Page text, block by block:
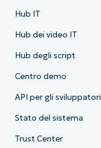
Hub IT
Hub dei video IT
Hub degli script
Centro demo
API per gli sviluppatori
Stato del sistema
Trust Center